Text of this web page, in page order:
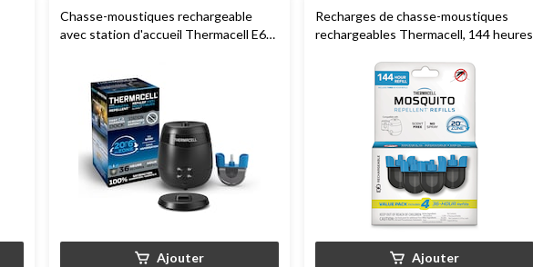
Chasse-moustiques rechargeable
avec station d'accueil Thermacell E65,
Ajouter
Recharges de chasse-moustiques
rechargeables Thermacell, 144 heures
Ajouter